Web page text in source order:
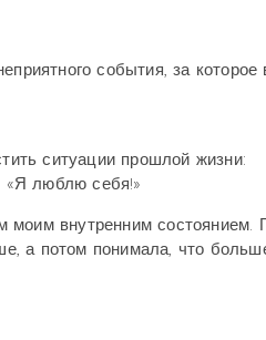
события, за которое
ситуации прошлой жизни:
«Я люблю себя!»
моим внутренним состоянием.
а потом понимала, что